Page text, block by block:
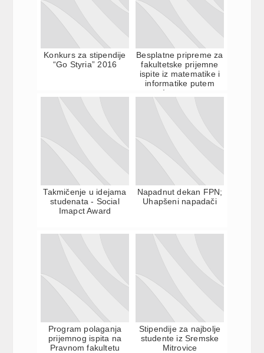
Konkurs za stipendije
“Go Styria” 2016
Besplatne pripreme za
fakultetske prijemne
ispite iz matematike i
informatike putem
Interneta
Takmičenje u idejama
studenata - Social
Imapct Award
Napadnut dekan FPN;
Uhapšeni napadači
Program polaganja
prijemnog ispita na
Pravnom fakultetu
Stipendije za najbolje
studente iz Sremske
Mitrovice